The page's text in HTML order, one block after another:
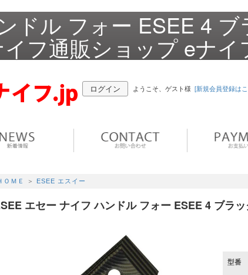
ドル フォー ESEE 4 ブ
フ通販ショップ eナイ
ログイン ようこそ、ゲスト様 [新規会員登録は
ＯＭＥ ＞ ESEE エスイー
エセー ナイフ ハンドル フォー ESEE 4 ブラ
型番